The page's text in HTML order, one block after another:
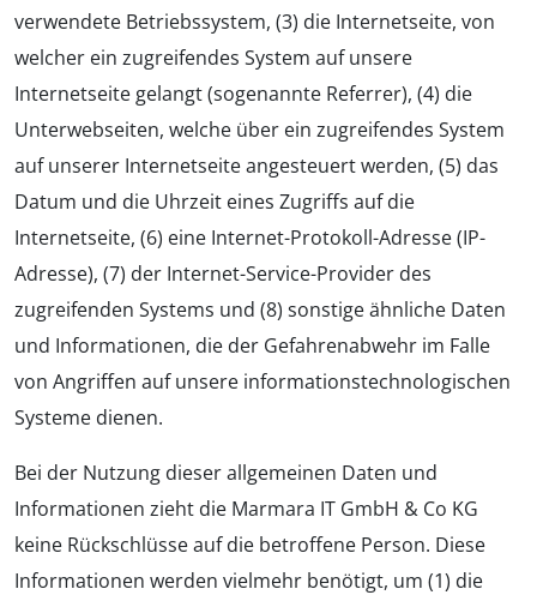
verwendete Betriebssystem, (3) die Internetseite, von
welcher ein zugreifendes System auf unsere
Internetseite gelangt (sogenannte Referrer), (4) die
Unterwebseiten, welche über ein zugreifendes System
auf unserer Internetseite angesteuert werden, (5) das
Datum und die Uhrzeit eines Zugriffs auf die
Internetseite, (6) eine Internet-Protokoll-Adresse (IP-
Adresse), (7) der Internet-Service-Provider des
zugreifenden Systems und (8) sonstige ähnliche Daten
und Informationen, die der Gefahrenabwehr im Falle
von Angriffen auf unsere informationstechnologischen
Systeme dienen.
Bei der Nutzung dieser allgemeinen Daten und
Informationen zieht die Marmara IT GmbH & Co KG
keine Rückschlüsse auf die betroffene Person. Diese
Informationen werden vielmehr benötigt, um (1) die